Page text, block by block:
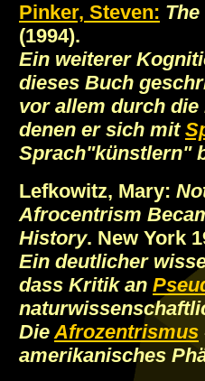
Pinker, Steven:
(1994).
Ein weiterer
dieses Buch
vor allem durch die
denen er sich mit
Sprach"künstlern"
Lefkowitz, Mary:
Afrocentrism
History. New York
Ein deutlicher
dass Kritik an
DieAfrozentrismus
amerikanisches